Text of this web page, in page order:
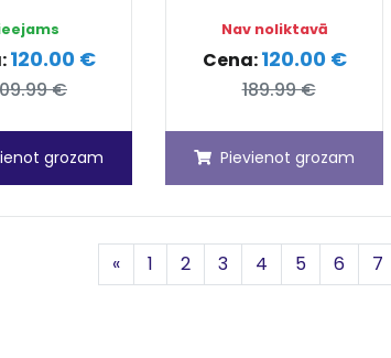
120.00 €
€
grozam
Nav noliktavā
Cena:120.00 €
189.99 €
Pievienot grozam
«Iepriekšējā
1 2 3 4 5 6 7